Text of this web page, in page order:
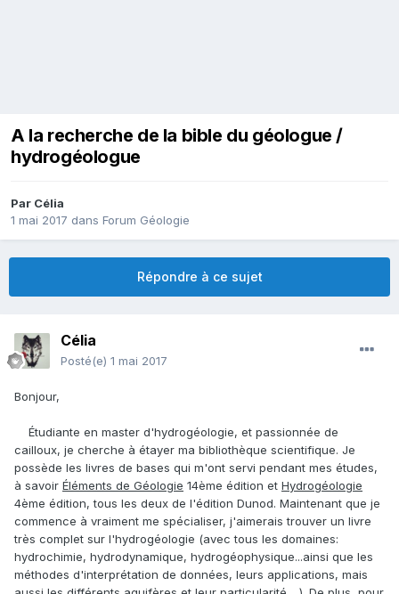
A la recherche de la bible du géologue /
hydrogéologue
Par Célia
1 mai 2017 dans Forum Géologie
Répondre à ce sujet
Célia
Posté(e) 1 mai 2017
Bonjour,
Étudiante en master d'hydrogéologie, et passionnée de
cailloux, je cherche à étayer ma bibliothèque scientifique. Je
possède les livres de bases qui m'ont servi pendant mes études,
à savoir Éléments de Géologie 14ème édition et Hydrogéologie
4ème édition, tous les deux de l'édition Dunod. Maintenant que je
commence à vraiment me spécialiser, j'aimerais trouver un livre
très complet sur l'hydrogéologie (avec tous les domaines:
hydrochimie, hydrodynamique, hydrogéophysique...ainsi que les
méthodes d'interprétation de données, leurs applications, mais